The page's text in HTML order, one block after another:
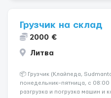
Грузчик на склад
2000 €
Литва
📦 Грузчик (Клайпеда,
понедельник–пятница, с
разгрузка и погрузка машин и